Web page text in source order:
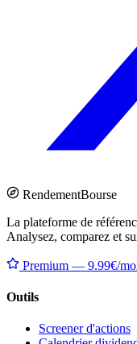
RendementBourse
La plateforme de
Analysez, comparez et
Premium — 9.99€/
Outils
Screener d'actions